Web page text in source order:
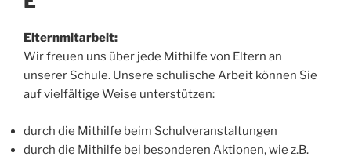
Elternmitarbeit:
Wir freuen uns über jede Mithilfe von Eltern an
unserer Schule. Unsere schulische Arbeit können Sie
auf vielfältige Weise unterstützen:
durch die Mithilfe beim Schulveranstaltungen
durch die Mithilfe bei besonderen Aktionen, wie z.B.